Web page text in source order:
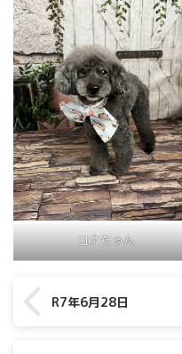
コナちゃん
R7年6月28日